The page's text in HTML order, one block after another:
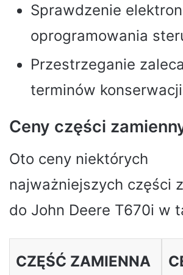
Sprawdzenie
oprogramowania
Przestrzeganie
terminów konserwacji
Ceny części
Oto ceny niektórych
najważniejszych części
do John Deere T670i w
CZĘŚĆ ZAMIENNA